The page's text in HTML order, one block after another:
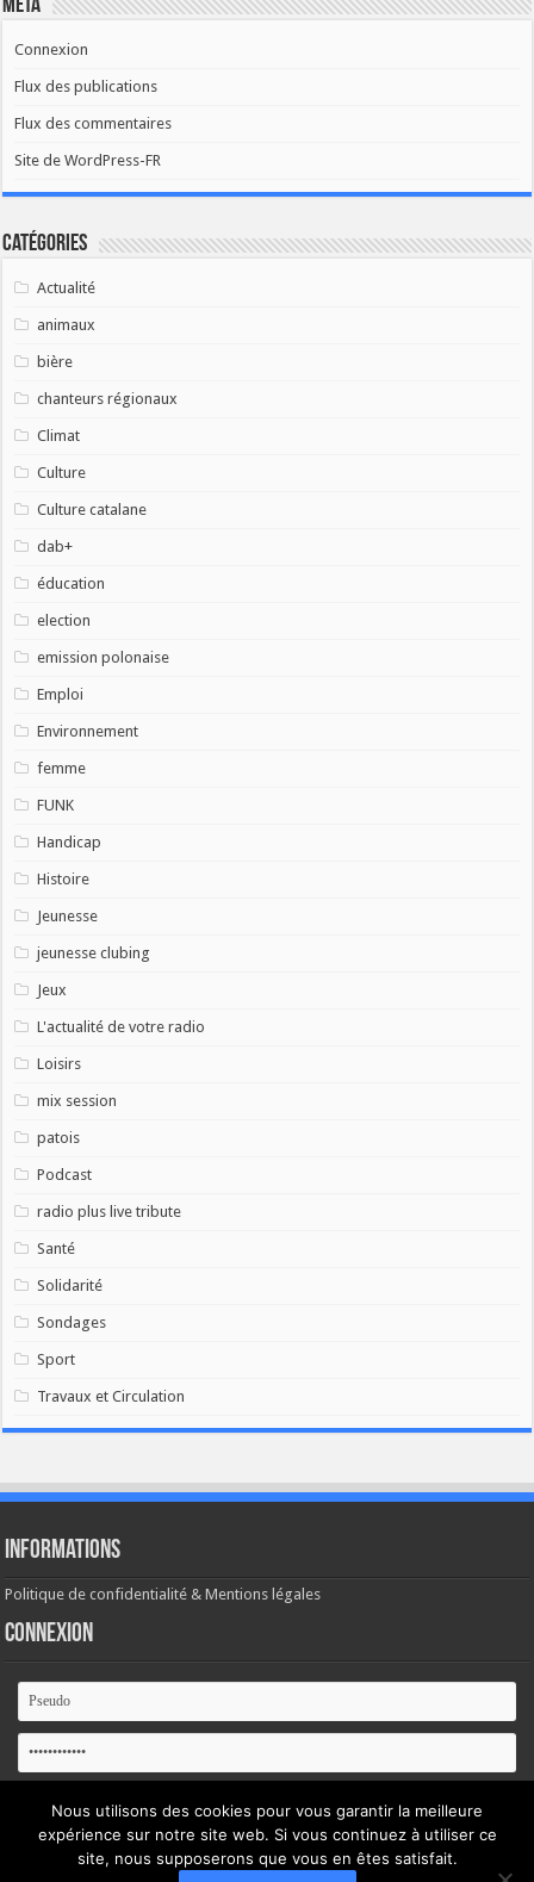
Méta
Connexion
Flux des publications
Flux des commentaires
Site de WordPress-FR
Catégories
Actualité
animaux
bière
chanteurs régionaux
Climat
Culture
Culture catalane
dab+
éducation
election
emission polonaise
Emploi
Environnement
femme
FUNK
Handicap
Histoire
Jeunesse
jeunesse clubing
Jeux
L'actualité de votre radio
Loisirs
mix session
patois
Podcast
radio plus live tribute
Santé
Solidarité
Sondages
Sport
Travaux et Circulation
Informations
Politique de confidentialité & Mentions légales
Connexion
Se souvenir de moi
Mot de passe oublié ?
Nous utilisons des cookies pour vous garantir la meilleure
expérience sur notre site web. Si vous continuez à utiliser ce
site, nous supposerons que vous en êtes satisfait.